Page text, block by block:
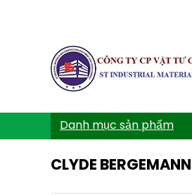
Danh mục sản phẩm
CLYDE BERGEMANN